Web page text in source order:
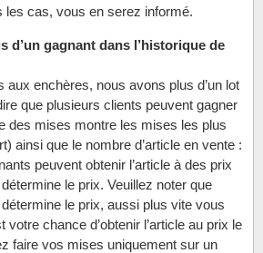
les cas, vous en serez informé.
d’un gagnant dans l’historique de
aux enchères, nous avons plus d’un lot
que plusieurs clients peuvent gagner
des mises montre les mises les plus
ainsi que le nombre d’article en vente :
peuvent obtenir l’article à des prix
le prix. Veuillez noter que
le prix, aussi plus vite vous
votre chance d’obtenir l’article au prix le
faire vos mises uniquement sur un
Fleurs
Grèce